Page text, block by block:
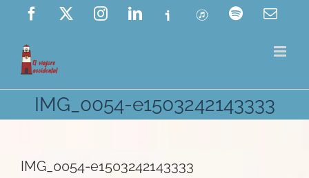
Saltar
contenido
Facebook InstagramLinkedIn
Ivoox ITunes Spotify
IMG_0054-e1503242143333
IMG_0054-e1503242143333